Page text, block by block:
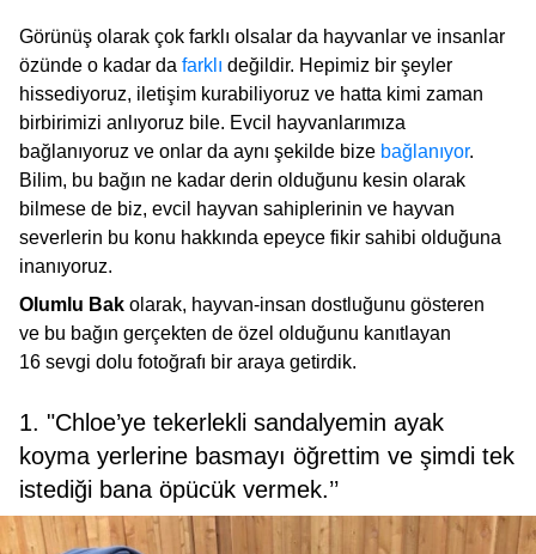
Görünüş olarak çok farklı olsalar da hayvanlar ve insanlar
özünde o kadar da farklı değildir. Hepimiz bir şeyler
hissediyoruz, iletişim kurabiliyoruz ve hatta kimi zaman
birbirimizi anlıyoruz bile. Evcil hayvanlarımıza
bağlanıyoruz ve onlar da aynı şekilde bize bağlanıyor.
Bilim, bu bağın ne kadar derin olduğunu kesin olarak
bilmese de biz, evcil hayvan sahiplerinin ve hayvan
severlerin bu konu hakkında epeyce fikir sahibi olduğuna
inanıyoruz.
Olumlu Bak olarak, hayvan-insan dostluğunu gösteren
ve bu bağın gerçekten de özel olduğunu kanıtlayan
16 sevgi dolu fotoğrafı bir araya getirdik.
1. "Chloe’ye tekerlekli sandalyemin ayak
koyma yerlerine basmayı öğrettim ve şimdi tek
istediği bana öpücük vermek.’’